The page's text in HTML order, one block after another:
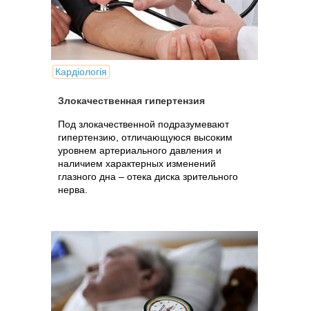
Кардіологія
Злокачественная гипертензия
Под злокачественной подразумевают
гипертензию, отличающуюся высоким
уровнем артериального давления и
наличием характерных изменений
глазного дна – отека диска зрительного
нерва.